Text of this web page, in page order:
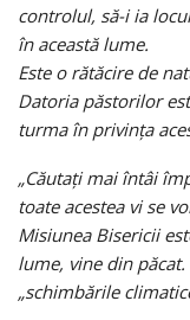
controlul, să-i ia
în această lume.
Este o rătăcire de
Datoria păstorilor
turma în privința
„Căutați mai întâi
toate acestea vi se
Misiunea Bisericii
lume, vine din
„schimbările